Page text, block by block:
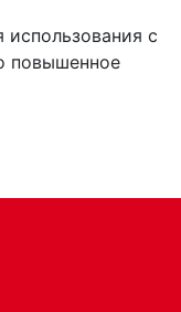
с
повышенное